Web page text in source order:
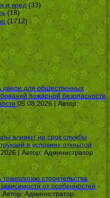
и вред (33)
(18)
(1712)
двери для общественных
пожарной безопасности
05.08.2026 | Автор:
влияют на срок службы
в условиях открытой
| Автор: Администратор
технологию строительства
от особенностей
Автор:Администратор